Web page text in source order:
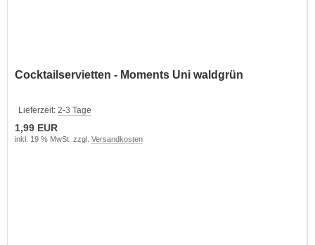
Cocktailservietten - Moments Uni waldgrün
Lieferzeit: 2-3 Tage
1,99 EUR
inkl. 19 % MwSt. zzgl. Versandkosten